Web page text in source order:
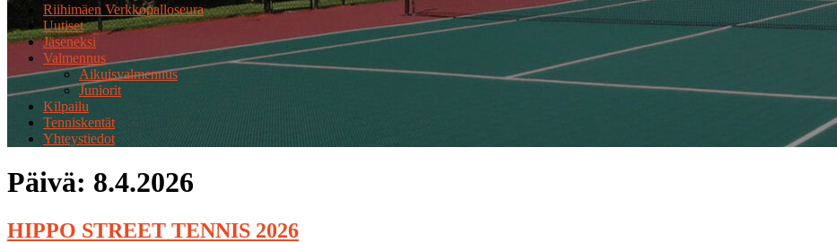
Riihimäen Verkkopalloseura
Uutiset
Jäseneksi
Valmennus
Aikuisvalmennus
Juniorit
Kilpailu
Tenniskentät
Yhteystiedot
Päivä: 8.4.2026
HIPPO STREET TENNIS 2026